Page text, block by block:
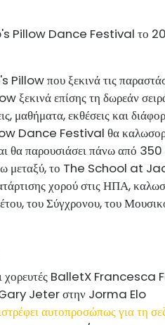
Pillow Dance Festival το
που ξεκινά τις
ξεκινά επίσης τη
μαθήματα, εκθέσεις και
Dance Festival θα
θα παρουσιάσει πάνω από
μεταξύ, το The School at
χορού στις ΗΠΑ,
του Σύγχρονου, του
αυτοπροσώπως για τη